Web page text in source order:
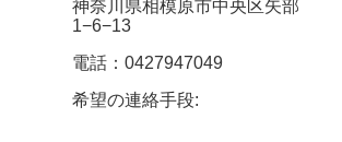
神奈川県相模原市中央区矢部
1−6−13
電話：0427947049
希望の連絡手段: